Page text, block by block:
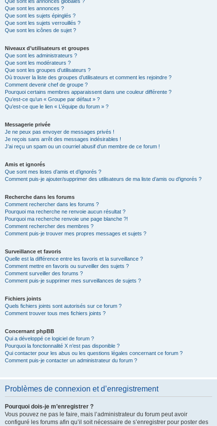
Que sont les annonces ?
Que sont les sujets épinglés ?
Que sont les sujets verrouillés ?
Que sont les icônes de sujet ?
Niveaux d’utilisateurs et groupes
Que sont les administrateurs ?
Que sont les modérateurs ?
Que sont les groupes d’utilisateurs ?
Où trouver la liste des groupes d’utilisateurs et comment les rejoindre ?
Comment devenir chef de groupe ?
Pourquoi certains membres apparaissent dans une couleur différente ?
Qu’est-ce qu’un « Groupe par défaut » ?
Qu’est-ce que le lien « L’équipe du forum » ?
Messagerie privée
Je ne peux pas envoyer de messages privés !
Je reçois sans arrêt des messages indésirables !
J’ai reçu un spam ou un courriel abusif d’un membre de ce forum !
Amis et ignorés
Que sont mes listes d’amis et d’ignorés ?
Comment puis-je ajouter/supprimer des utilisateurs de ma liste d’amis ou d’ignorés ?
Recherche dans les forums
Comment rechercher dans les forums ?
Pourquoi ma recherche ne renvoie aucun résultat ?
Pourquoi ma recherche renvoie une page blanche ?!
Comment rechercher des membres ?
Comment puis-je trouver mes propres messages et sujets ?
Surveillance et favoris
Quelle est la différence entre les favoris et la surveillance ?
Comment mettre en favoris ou surveiller des sujets ?
Comment surveiller des forums ?
Comment puis-je supprimer mes surveillances de sujets ?
Fichiers joints
Quels fichiers joints sont autorisés sur ce forum ?
Comment trouver tous mes fichiers joints ?
Concernant phpBB
Qui a développé ce logiciel de forum ?
Pourquoi la fonctionnalité X n’est pas disponible ?
Qui contacter pour les abus ou les questions légales concernant ce forum ?
Comment puis-je contacter un administrateur du forum ?
Problèmes de connexion et d’enregistrement
Pourquoi dois-je m’enregistrer ?
Vous pouvez ne pas le faire, mais l’administrateur du forum peut avoir
configuré les forums afin qu’il soit nécessaire de s’enregistrer pour poster des